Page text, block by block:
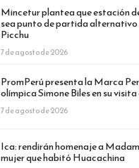
Mincetur plantea que estación
sea punto de partida
Picchu
7 de agosto de 2026
PromPerú presenta la Marca
olímpica Simone Biles en su
7 de agosto de 2026
Ica: rendirán homenaje a
mujer que habitó Huacachina